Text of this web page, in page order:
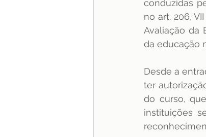
especialização
conduzidas
no art. 206,
Avaliação da
da educação
Desde a
ter
do curso,
instituições